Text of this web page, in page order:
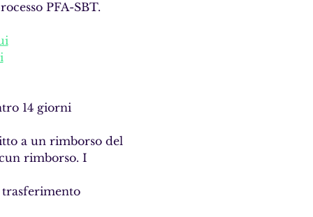
PFA-SBT.
14 giorni
a un rimborso del
rimborso. I
trasferimento